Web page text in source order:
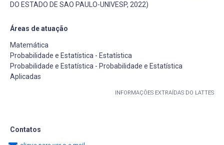
DO ESTADO DE SAO PAULO-UNIVESP, 2022)
Áreas de atuação
Matemática
Probabilidade e Estatística - Estatística
Probabilidade e Estatística - Probabilidade e Estatística
Aplicadas
INFORMAÇÕES EXTRAÍDAS DO LATTES
Contatos